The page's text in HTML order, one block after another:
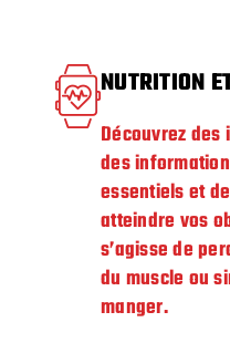
NUTRITION
Découvrez
des
essentiels et
atteindre vos
s’agisse de
du muscle ou
manger.